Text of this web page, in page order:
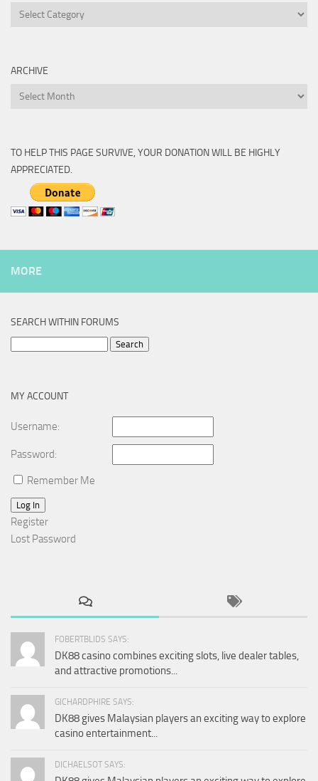
Categories
ARCHIVE
Archive
TO HELP THIS PAGE SURVIVE, YOUR DONATION WILL BE HIGHLY
APPRECIATED.
MORE
SEARCH WITHIN FORUMS
MY ACCOUNT
Username:
Password:
Remember Me
Log In
Register
Lost Password
FOBERTBLIDS SAYS:
DK88 casino combines exciting slots, live dealer tables,
and attractive promotions...
GICHARDPHIRE SAYS:
DK88 gives Malaysian players an exciting way to explore
casino entertainment...
DICHAELSOT SAYS: